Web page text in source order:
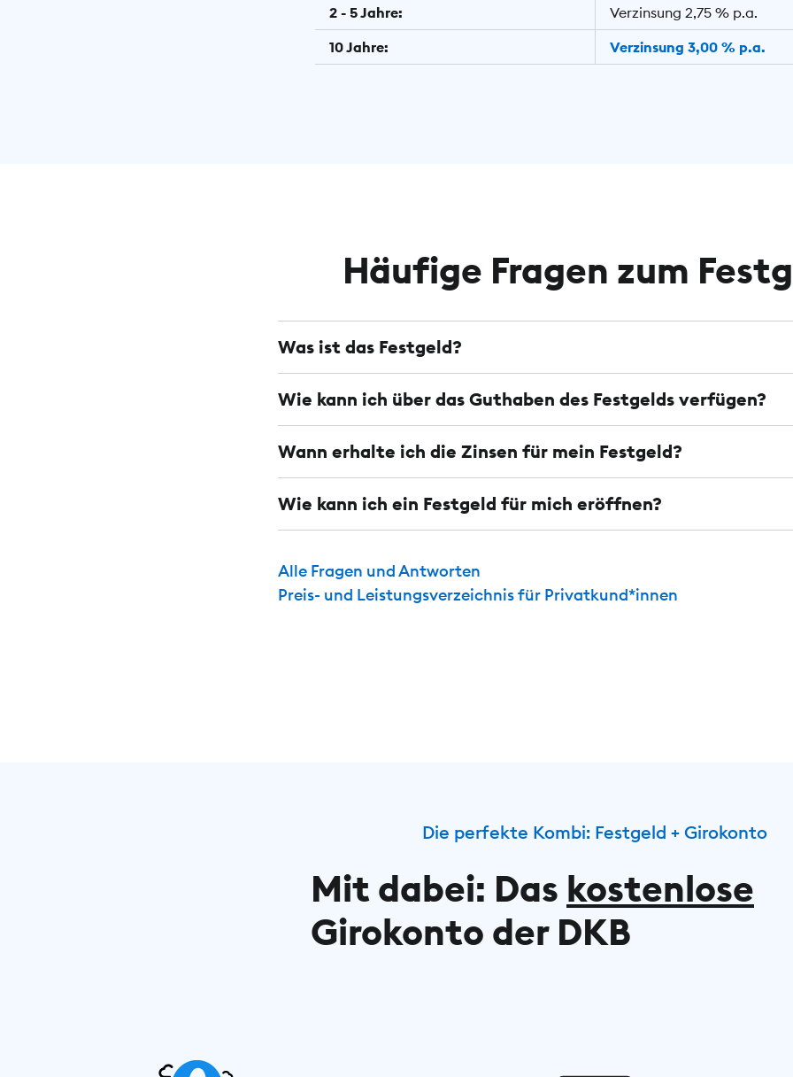
2 - 5 Jahre:
Verzinsung 2,75 % p.a.
10 Jahre:
Verzinsung 3,00 % p.a.
Häufige Fragen zum
Was ist das Festgeld?
Wie kann ich über das Guthaben des Festgelds verfügen?
Wann erhalte ich die Zinsen für mein Festgeld?
Wie kann ich ein Festgeld für mich eröffnen?
Alle Fragen und Antworten
Preis- und Leistungsverzeichnis für Privatkund*innen
Die perfekte Kombi: Festgeld + Girokonto
Mit dabei: Das kostenlose
Girokonto der DKB